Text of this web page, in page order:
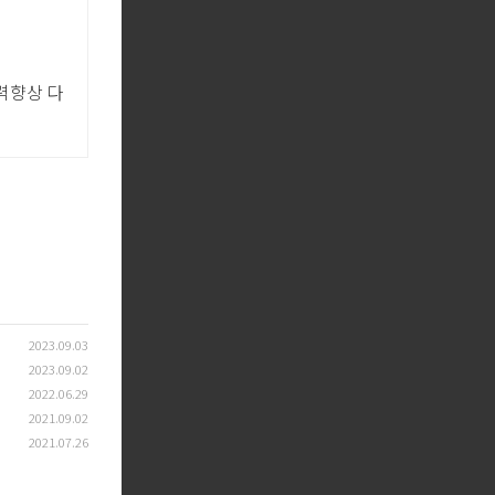
향상 다
2023.09.03
2023.09.02
2022.06.29
2021.09.02
2021.07.26